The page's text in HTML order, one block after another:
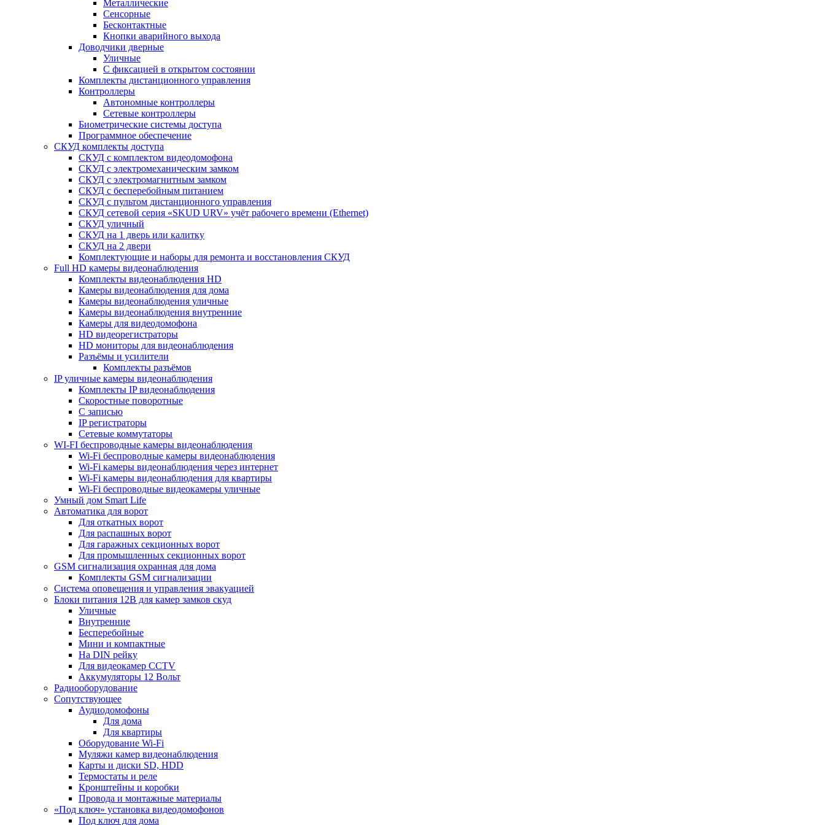
Металлические
Сенсорные
Бесконтактные
Кнопки аварийного выхода
Доводчики дверные
Уличные
С фиксацией в открытом состоянии
Комплекты дистанционного управления
Контроллеры
Автономные контроллеры
Сетевые контроллеры
Биометрические системы доступа
Программное обеспечение
СКУД комплекты доступа
СКУД с комплектом видеодомофона
СКУД с электромеханическим замком
СКУД с электромагнитным замком
СКУД с бесперебойным питанием
СКУД с пультом дистанционного управления
СКУД сетевой серия «SKUD URV» учёт рабочего времени (Ethernet)
СКУД уличный
СКУД на 1 дверь или калитку
СКУД на 2 двери
Комплектующие и наборы для ремонта и восстановления СКУД
Full HD камеры видеонаблюдения
Комплекты видеонаблюдения HD
Камеры видеонаблюдения для дома
Камеры видеонаблюдения уличные
Камеры видеонаблюдения внутренние
Камеры для видеодомофона
HD видеорегистраторы
HD мониторы для видеонаблюдения
Разъёмы и усилители
Комплекты разъёмов
IP уличные камеры видеонаблюдения
Комплекты IP видеонаблюдения
Скоростные поворотные
С записью
IP регистраторы
Сетевые коммутаторы
WI-FI беспроводные камеры видеонаблюдения
Wi-Fi беспроводные камеры видеонаблюдения
Wi-Fi камеры видеонаблюдения через интернет
Wi-Fi камеры видеонаблюдения для квартиры
Wi-Fi беспроводные видеокамеры уличные
Умный дом Smart Life
Автоматика для ворот
Для откатных ворот
Для распашных ворот
Для гаражных секционных ворот
Для промышленных секционных ворот
GSM сигнализация охранная для дома
Комплекты GSM сигнализации
Cистема оповещения и управления эвакуацией
Блоки питания 12В для камер замков скуд
Уличные
Внутренние
Бесперебойные
Мини и компактные
На DIN рейку
Для видеокамер CCTV
Аккумуляторы 12 Вольт
Радиооборудование
Сопутствующее
Аудиодомофоны
Для дома
Для квартиры
Оборудование Wi-Fi
Муляжи камер видеонаблюдения
Карты и диски SD, HDD
Термостаты и реле
Кронштейны и коробки
Провода и монтажные материалы
«Под ключ» установка видеодомофонов
Под ключ для дома